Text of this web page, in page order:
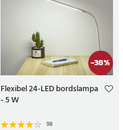
-38%
Flexibel 24-LED bordslampa
- 5 W
98